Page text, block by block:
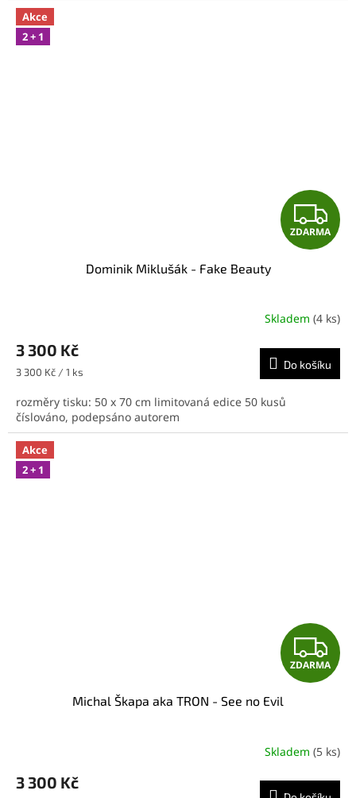
Akce
2 + 1
Z
D
R
M
A
ZDARMA
Dominik Miklušák - Fake Beauty
Skladem (4 ks)
3 300 Kč
Měrná
3 300 Kč / 1 ks
Do košíku
rozměry tisku: 50 x 70 cm limitovaná edice 50 kusů
číslováno, podepsáno autorem
Akce
2 + 1
Z
D
R
M
ZDARMA
Michal Škapa aka TRON - See no Evil
Skladem (5 ks)
3 300 Kč